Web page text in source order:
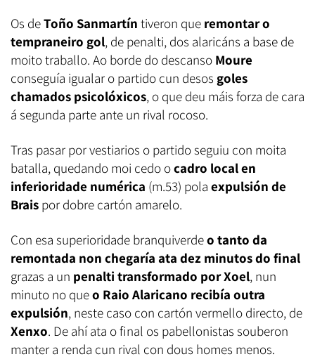
Os deToño Sanmartín tiveron que remontar o
tempraneiro gol, de penalti, dos alaricáns a base de
moito traballo. Ao borde do descanso Moure
conseguía igualar o partido cun desos goles
chamados psicolóxicos, o que deu máis forza de cara
á segunda parte ante un rival rocoso.
Tras pasar por vestiarios o partido seguiu con moita
batalla, quedando moi cedo ocadro local en
inferioridade numérica (m.53) pola expulsión de
Brais por dobre cartón amarelo.
Con esa superioridade branquiverdeo tanto da
remontada non chegaría ata dez minutos do final
grazas a un penalti transformado por Xoel, nun
minuto no queo Raio Alaricano recibía outra
expulsión, neste caso con cartón vermello directo, de
Xenxo. De ahí ata o final os pabellonistas souberon
manter a renda cun rival con dous homes menos.